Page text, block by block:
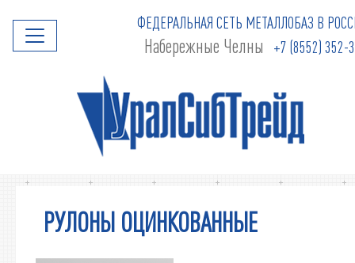
ФЕДЕРАЛЬНАЯ СЕТЬ МЕТАЛЛОБАЗ В
Набережные Челны +7 (8552) 352-
РУЛОНЫ ОЦИНКОВАННЫЕ